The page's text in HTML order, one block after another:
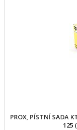
PROX, PÍSTNÍ SADA
125